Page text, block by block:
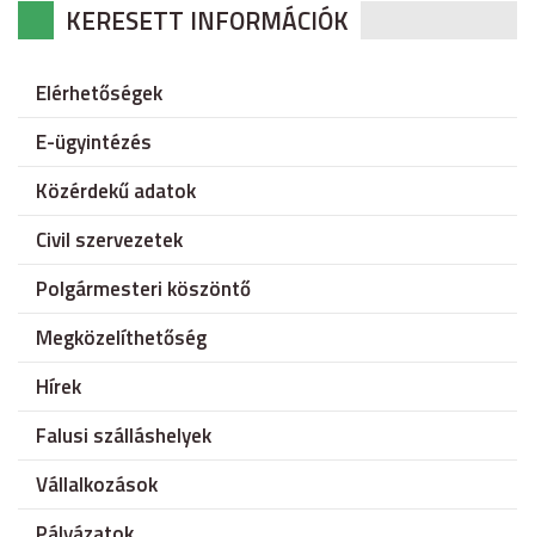
KERESETT INFORMÁCIÓK
Elérhetőségek
E-ügyintézés
Közérdekű adatok
Civil szervezetek
Polgármesteri köszöntő
Megközelíthetőség
Hírek
Falusi szálláshelyek
Vállalkozások